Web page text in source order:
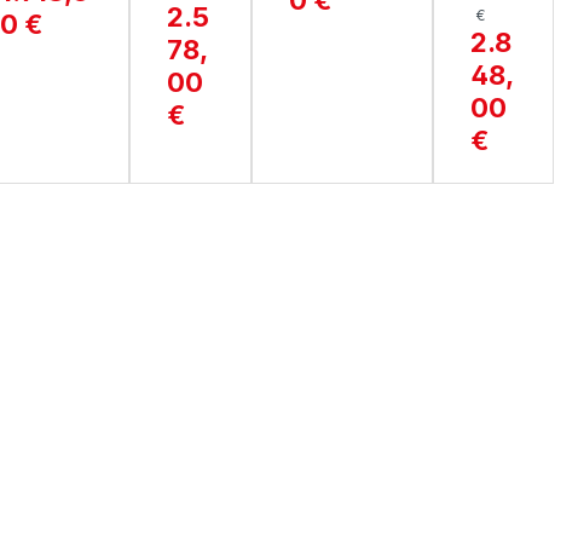
0 €
NKA
2.5
78,
00
€
AMI
CA
€
2.8
48,
00
€